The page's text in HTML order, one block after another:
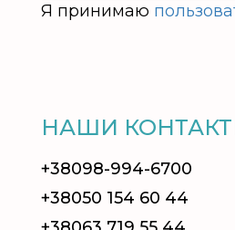
Я принимаю
НАШИ
+38098-994-6700
+38050 154 60 44